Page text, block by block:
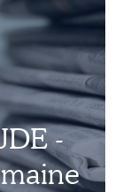
-